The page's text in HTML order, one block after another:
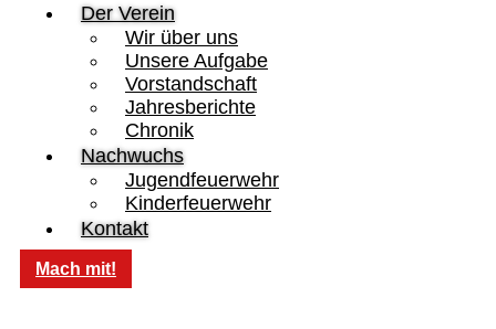
Der Verein
Wir über uns
Unsere Aufgabe
Vorstandschaft
Jahresberichte
Chronik
Nachwuchs
Jugendfeuerwehr
Kinderfeuerwehr
Kontakt
Mach mit!